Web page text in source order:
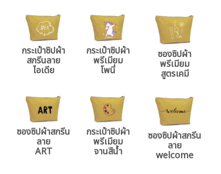
กระเป๋าซิปผ้า
สกรีนลาย
ไอเดีย
กระเป๋าซิปผ้า
พรีเมียม
โพนี่
ซองซิปผ้า
พรีเมียม
สูตรเคมี
ซองซิปผ้าสกรีน
ลาย
ART
กระเป๋าซิปผ้า
พรีเมียม
จานสีน้ำ
ซองซิปผ้าสกรีน
ลาย
welcome